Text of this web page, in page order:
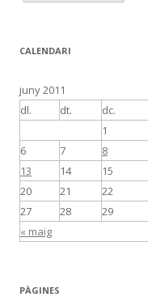
CALENDARI
juny 2011
dl.
dt. dc.
« maig
1
6
7 8
13
14 15
20
21 22
27
28 29
PÀGINES